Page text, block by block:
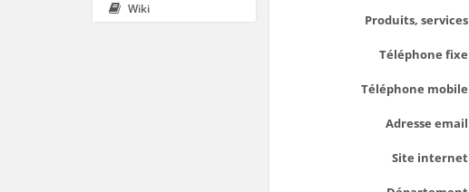
Wiki
Produits, services
Téléphone fixe
Téléphone mobile
Adresse email
Site internet